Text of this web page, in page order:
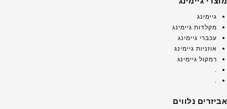
גיימינג
מקלדות גיימינג
עכברי גיימינג
אוזניות גיימינג
רמקול גיימינג
.
.
אביזרים נלווים